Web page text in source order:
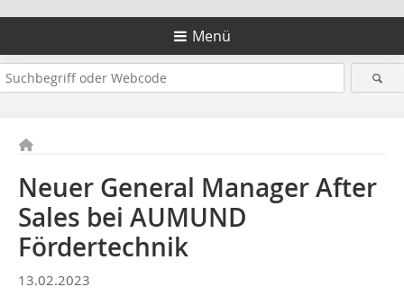
Menü
Neuer General Manager After
Sales bei AUMUND
Fördertechnik
13.02.2023